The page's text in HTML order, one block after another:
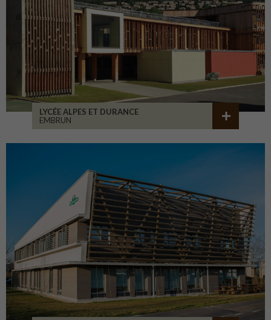
LYCÉE ALPES ET DURANCE
EMBRUN